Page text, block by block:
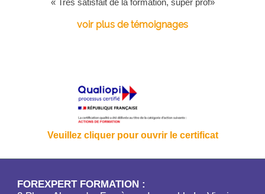
voir plus de témoignages
Veuillez cliquer pour ouvrir le certificat
FOREXPERT FORMATION :